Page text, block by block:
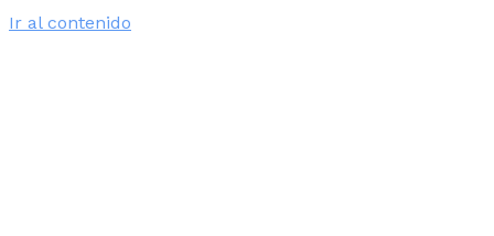
Ir al contenido